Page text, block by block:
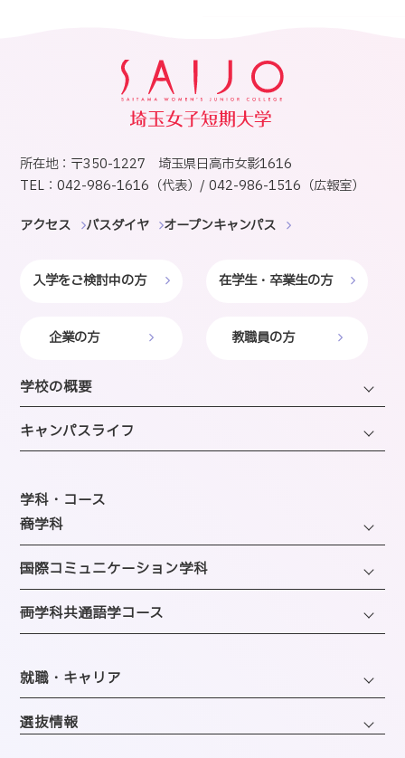
所在地：〒350-1227 埼玉県日高市女影1616
TEL：042-986-1616（代表）/ 042-986-1516（広報室）
アクセス バスダイヤ オープンキャンパス
入学をご検討中の方 在学生・卒業生の方
企業の方 教職員の方
学校の概要
学長・理事長挨拶
建学の精神・沿革・校歌
SAIJOの特徴
選ばれる理由
教員紹介
アクセス
キャンパスライフ
年間スケジュール
施設のご紹介
図書館
クラブ＆サークルのご案内
海外留学制度
学科・コース
─商学科
ファッション・トレンドコース
ビューティーホスピタリティコース
経営・マーケティングコース
情報・AIライフコース
医療事務コンピュータコース
─国際コミュニケーション学科
観光・エンターテインメントコース
企画・地域ブランディングコース
ホテル・ホスピタリティコース
エアライン・ホスピタリティコース
ブライダル・コーディネートコース
─両学科共通語学コース
韓国語コミュニケーションコース
就職・キャリア
キャリアサポートセンター
選抜情報